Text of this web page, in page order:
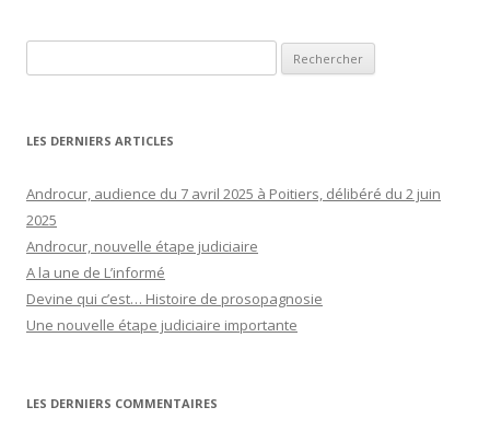
LES DERNIERS ARTICLES
Androcur, audience du 7 avril 2025 à Poitiers, délibéré du 2 juin
2025
Androcur, nouvelle étape judiciaire
A la une de L’informé
Devine qui c’est… Histoire de prosopagnosie
Une nouvelle étape judiciaire importante
LES DERNIERS COMMENTAIRES